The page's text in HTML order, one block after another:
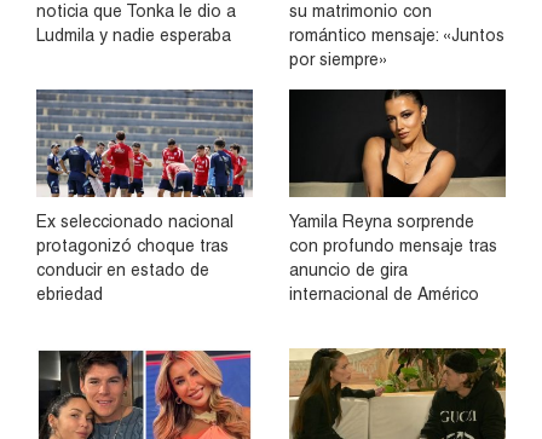
noticia que Tonka le dio a
Ludmila y nadie esperaba
su matrimonio con
romántico mensaje: «Juntos
por siempre»
Ex seleccionado nacional
protagonizó choque tras
conducir en estado de
ebriedad
Yamila Reyna sorprende
con profundo mensaje tras
anuncio de gira
internacional de Américo